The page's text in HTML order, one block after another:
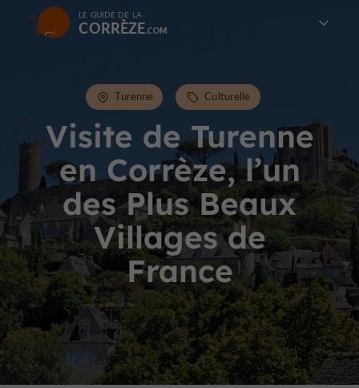
LE GUIDE DE LA
CORRÈZE
Visite de Turenne
en Corrèze, l’un
des Plus Beaux
Villages de
France
Turenne Culturelle